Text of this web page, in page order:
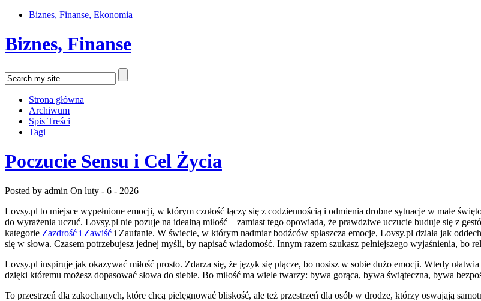
Biznes, Finanse, Ekonomia
Biznes, Finanse
Strona główna
Archiwum
Spis Treści
Tagi
Poczucie Sensu i Cel Życia
Posted by admin On luty - 6 - 2026
Lovsy.pl to miejsce wypełnione emocji, w którym czułość łączy się z codziennością i odmienia drobne sytuacje w małe
do wyrażenia uczuć. Lovsy.pl nie pozuje na idealną miłość – zamiast tego opowiada, że prawdziwe uczucie buduje się z
kategorie Zazdrość i Zawiść i Zaufanie. W świecie, w którym nadmiar bodźców spłaszcza emocje, Lovsy.pl działa jak
się w słowa. Czasem potrzebujesz jednej myśli, by napisać wiadomość. Innym razem szukasz pełniejszego wyjaśnienia,
Lovsy.pl inspiruje jak okazywać miłość prosto. Zdarza się, że język się plącze, bo nosisz w sobie dużo emocji. Wtedy
dzięki któremu możesz dopasować słowa do siebie. Bo miłość ma wiele twarzy: bywa gorąca, bywa świąteczna, bywa
To przestrzeń dla zakochanych, które chcą pielęgnować bliskość, ale też przestrzeń dla osób w drodze, którzy oswajają